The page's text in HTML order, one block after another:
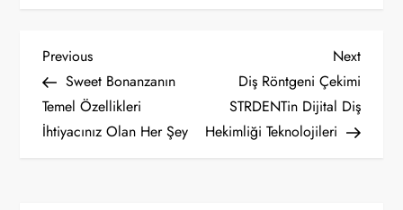
Y
a
z
Previous
Post
Previous
Sweet Bonanzanın
Temel Özellikleri
İhtiyacınız Olan Her Şey
Next
Post
Next
Diş Röntgeni Çekimi
STRDENTin Dijital Diş
Hekimliği Teknolojileri